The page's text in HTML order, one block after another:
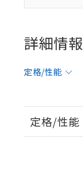
詳細情報
定格/性能
定格/性能